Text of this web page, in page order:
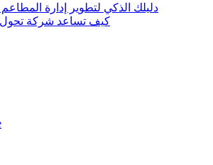
دليلك الذكي لتطوير إدارة
كيف تساعد شركة تحول